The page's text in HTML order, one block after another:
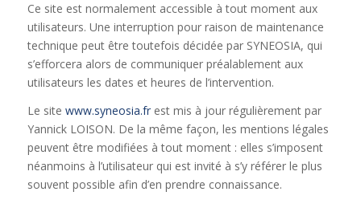
Ce site est normalement accessible à tout moment aux
utilisateurs. Une interruption pour raison de maintenance
technique peut être toutefois décidée par SYNEOSIA, qui
s’efforcera alors de communiquer préalablement aux
utilisateurs les dates et heures de l’intervention.
Le site www.syneosia.frest mis à jour régulièrement par
Yannick LOISON. De la même façon, les mentions légales
peuvent être modifiées à tout moment : elles s’imposent
néanmoins à l’utilisateur qui est invité à s’y référer le plus
souvent possible afin d’en prendre connaissance.